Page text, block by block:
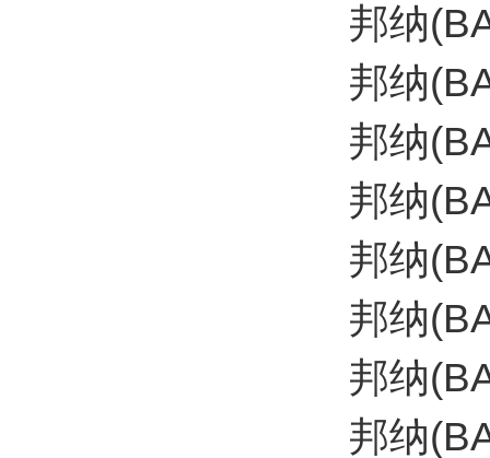
邦纳
邦纳
邦纳
邦纳
邦纳
邦纳
邦纳
邦纳